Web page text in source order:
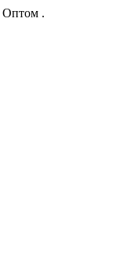
Оптом .